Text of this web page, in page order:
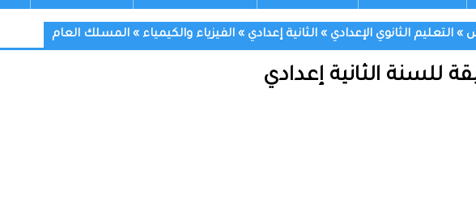
» التعليم الثانوي الإعدادي » الثانية إعدادي » الفيزياء والكيمياء » المسلك العام
للسنة الثانية إعدادي